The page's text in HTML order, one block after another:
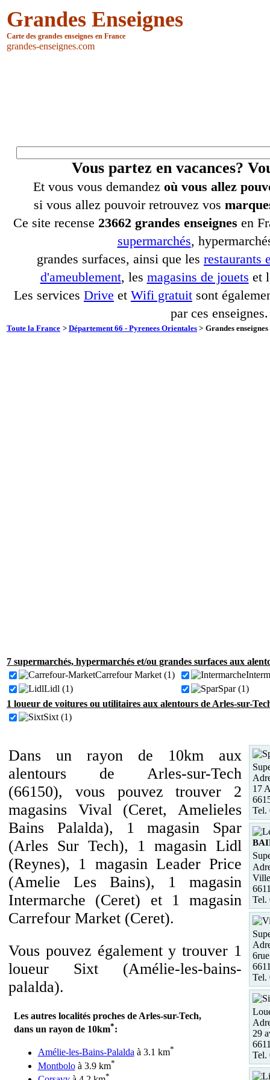
Grandes Enseignes
Carte des grandes enseignes en France
grandes-enseignes.com
Vous partez en vacances?
Et vous vous demandez où vous allez
si vous allez pouvoir retrouvez vos
Ce site recense 23662 grandes enseignes en
supermarchés,
grandes surfaces, ainsi que les restaurants
d'ameublement, les magasins de jouets et
Les services Drive et Wifi gratuit sont
par ces enseignes.
Toute la France > Département 66 - Pyrenees Orientales > Grandes
7 supermarchés, hypermarchés et/ou grandes surfaces aux
Carrefour Market (1)
Lidl (1)
Spar (1)
1 loueur de voitures ou utilitaires aux alentours de Arles-sur-
Sixt (1)
Dans un rayon de 10km aux
alentours de Arles-sur-Tech
(66150), vous pouvez trouver 2
magasins Vival (Ceret, Amelieles
Bains Palalda), 1 magasin Spar
(Arles Sur Tech), 1 magasin Lidl
(Reynes), 1 magasin Leader Price
(Amelie Les Bains), 1 magasin
Intermarche (Ceret) et 1 magasin
Carrefour Market (Ceret).
Vous pouvez également y trouver 1
loueur Sixt (Amélie-les-bains-
palalda).
Les autres localités proches de Arles-sur-Tech,
dans un rayon de 10km*:
Amélie-les-Bains-Palaldaà 3.1 km*
Montboloà 3.9 km*
*
17
Tel.
Tel.
Tel.
29
Tel.